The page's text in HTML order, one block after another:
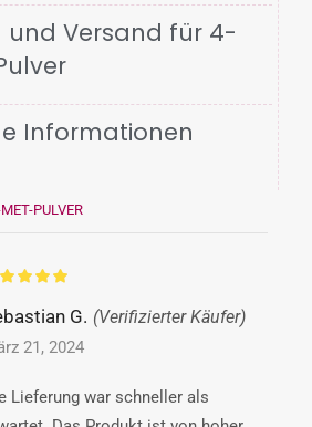
und Versand für 4-
Informationen
PULVER
G. (Verifizierter Käufer)
21, 2024
Lieferung war schneller als